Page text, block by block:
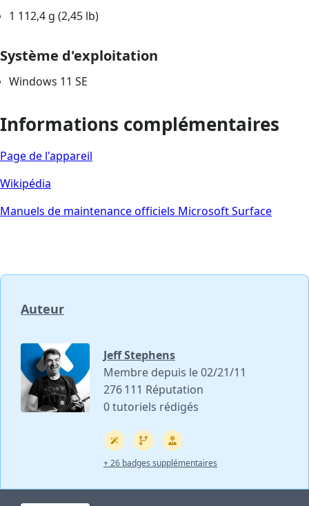
1 112,4 g (2,45 lb)
Système d'exploitation
Windows 11 SE
Informations complémentaires
Page de l'appareil
Wikipédia
Manuels de maintenance officiels Microsoft Surface
Auteur
Jeff Stephens
Membre depuis le 02/21/11
276 111 Réputation
0 tutoriels rédigés
+ 26 badges supplémentaires